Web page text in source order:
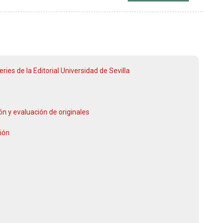
de la Editorial Universidad de Sevilla
y evaluación de originales